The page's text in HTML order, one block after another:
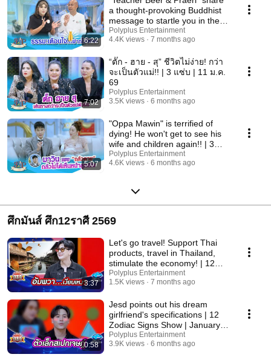
6:22
a thought-provoking Buddhist
message to startle you in the
year 69!...
Polyplus Entertainment
4.4K views
7 months ago
7:02
“ตั๊ก - ฮาย - สุ” ชีวิตไม่ง่าย! กว่า
จะเป็นตัวแม่!! | 3 แซ่บ | 11 ม.ค.
69
Polyplus Entertainment
3.5K views
6 months ago
5:07
"Oppa Mawin" is terrified of
dying! He won't get to see his
wife and children again!! | 3
Zaap | ...
Polyplus Entertainment
4.6K views
6 months ago
ศึกมันส์ ศึก12ราศี 2569
3:37
Let's go travel! Support Thai
products, travel in Thailand,
stimulate the economy! | 12
Zodiac Si...
Polyplus Entertainment
1.5K views
7 months ago
0:58
Jesd points out his dream
girlfriend's specifications | 12
Zodiac Signs Show | January
11, 2026
Polyplus Entertainment
3.9K views
6 months ago